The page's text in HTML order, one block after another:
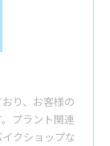
り、お客様の
プラント関連
クショップな